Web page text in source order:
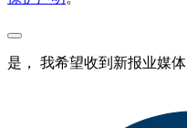
是， 我希望收到新报业媒体